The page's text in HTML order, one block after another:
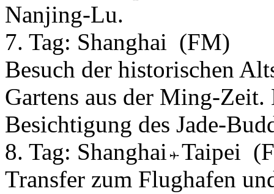
Nanjing-Lu.
7. Tag: Shanghai (FM)
Besuch der historischen
Gartens aus der Ming-Zeit.
Besichtigung des Jade-
8. Tag: Shanghai Taipei
Transfer zum Flughafen